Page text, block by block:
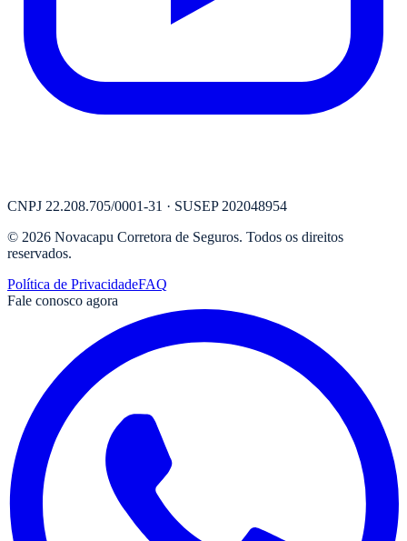
CNPJ 22.208.705/0001-31 · SUSEP 202048954
© 2026 Novacapu Corretora de Seguros. Todos os direitos
reservados.
Política de PrivacidadeFAQ
Fale conosco agora